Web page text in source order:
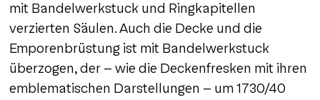
mit Bandelwerkstuck und Ringkapitellen
verzierten Säulen. Auch die Decke und die
Emporenbrüstung ist mit Bandelwerkstuck
überzogen, der – wie die Deckenfresken mit ihren
emblematischen Darstellungen – um 1730/40